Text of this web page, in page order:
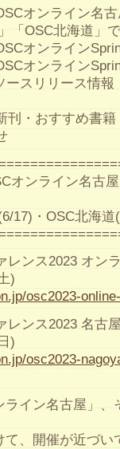
オンライン名
「OSC北海道」
オンライン
オンライン
ースリリース情報
刊・おすすめ書籍
オンライン名古
17)・OSC北海
レンス2023 オン
)
osc2023-
レンス2023 名古
)
osc2023-
ライン名古屋」、
て、開催が近づい